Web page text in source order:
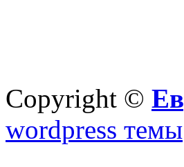
Copyright ©
wordpress темы